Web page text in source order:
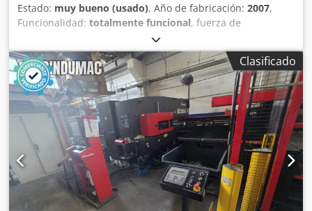
Estado: muy bueno (usado), Año de fabricación: 2007,
Funcionalidad: totalmente funcional, fuerza de
, 1 Punzonadora CNC servoeléctrica
Amada EM 2510 NT usada en venta Fabricante: Amada
Modelo: EM 2510 NT Fuerza de punzonado: 20 toneladas
(200 kN) Recorrido de los ejes (X/Y): 2500 x 1270 mm
(ampliable para hojas de mayor tamaño) con
reposicionamiento Configuración de torreta:
Habitualmente 45 estaciones con 4 estaciones de auto-
indexación Sistema de control: Control por pantalla táctil
Precisión de posicionamiento: Accionamiento
servoeléctrico: Sustituye los sistemas hidráulicos por un
solo servomotor AC (modelo AE) o sistema de doble
accionamiento (modelo EM). Esto reduce el consumo
Clasificado